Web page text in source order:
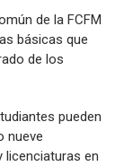
de la FCFM
básicas que
de los
pueden
nueve
licenciaturas en